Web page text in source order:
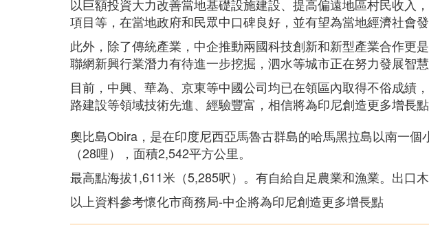
以巨額投資大力改善當地基礎設施建設、提高偏遠地區村民收入
項目等，在當地政府和民眾中口碑良好，並有望為當地經濟社會發
此外，除了傳統產業，中企推動兩國科技創新和新型產業合作更
聯網新興行業潛力有待進一步挖掘，泗水等城市正在努力發展智慧
目前，中興、華為、京東等中國公司均已在領區內取得不俗成績
路建設等領域技術先進、經驗豐富，相信將為印尼創造更多增長點
奧比島Obira，是在印度尼西亞馬魯古群島的哈馬黑拉島以南一個
（28哩），面積2,542平方公里。
最高點海拔1,611米（5,285呎）。有自給自足農業和漁業。出口
以上資料參考懷化市商務局-中企將為印尼創造更多增長點